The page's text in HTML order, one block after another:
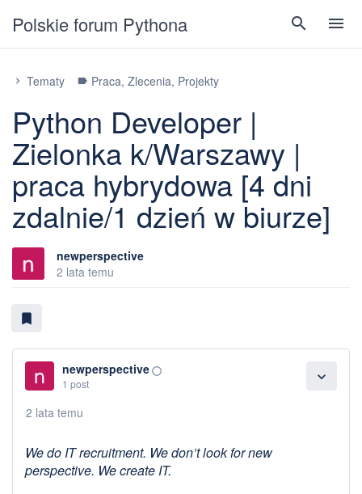
Polskie forum Pythona search menu
chevron_right Tematy label Praca, Zlecenia, Projekty
Python Developer |
Zielonka k/Warszawy |
praca hybrydowa [4 dni
zdalnie/1 dzień w biurze]
newperspective
2 lata temu
bookmark
expand_more
newperspective panorama_fish_eye
1 post
2 lata temu
We do IT recruitment. We don’t look for new
perspective. We create IT.